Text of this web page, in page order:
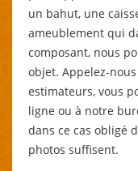
un bahut, une
ameublement qui
composant, nous
objet. Appelez-
estimateurs, vous
ligne ou à notre
dans ce cas obligé
photos suffisent.